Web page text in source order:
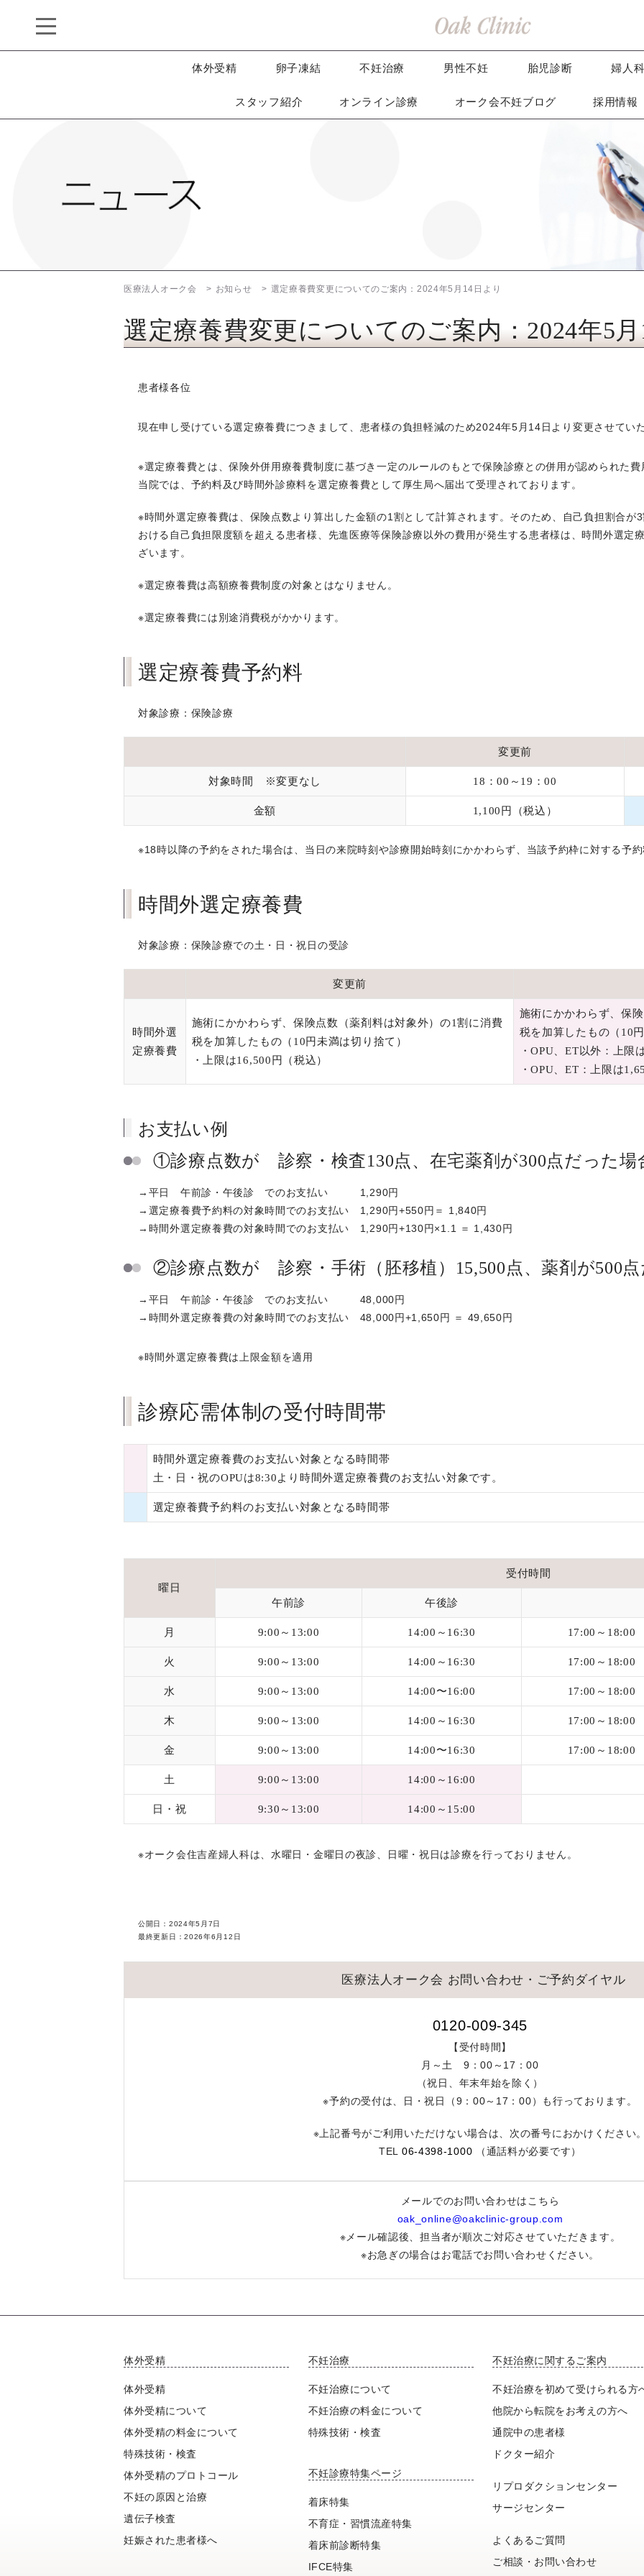
体外受精 卵子凍結 不妊治療 男性不妊 胎児診断 婦人
スタッフ紹介 オンライン診療 オーク会不妊ブログ 採用情報
医療法人オーク会 お知らせ 選定療養費変更についてのご案内：2024年5月14日より
選定療養費変更についてのご案内：2024年5
患者様各位
現在申し受けている選定療養費につきまして、患者様の負担軽減のため2024年5月14日より変更させてい
※選定療養費とは、保険外併用療養費制度に基づき一定のルールのもとで保険診療との併用が認められた費
当院では、予約料及び時間外診療料を選定療養費として厚生局へ届出て受理されております。
※時間外選定療養費は、保険点数より算出した金額の1割として計算されます。そのため、自己負担割合が
おける自己負担限度額を超える患者様、先進医療等保険診療以外の費用が発生する患者様は、時間外選定
ざいます。
※選定療養費は高額療養費制度の対象とはなりません。
※選定療養費には別途消費税がかかります。
選定療養費予約料
対象診療：保険診療
変更前
対象時間 ※変更なし 18：00～19：00
金額 1,100円（税込）
※18時以降の予約をされた場合は、当日の来院時刻や診療開始時刻にかかわらず、当該予約枠に対する予
時間外選定療養費
対象診療：保険診療での土・日・祝日の受診
変更前
時間外選
定療養費
施術にかかわらず、保険点数（薬剤料は対象外）の1割に消費
税を加算したもの（10円未満は切り捨て）
・上限は16,500円（税込）
施術にかかわらず、保
税を加算したもの（10
・OPU、ET以外：上限
・OPU、ET：上限は
お支払い例
①診療点数が 診察・検査130点、在宅薬剤が300点だった場
→平日 午前診・午後診 でのお支払い 1,290円
→選定療養費予約料の対象時間でのお支払い 1,290円+550円＝ 1,840円
→時間外選定療養費の対象時間でのお支払い 1,290円+130円×1.1 ＝ 1,430円
②診療点数が 診察・手術（胚移植）15,500点、薬剤が500
→平日 午前診・午後診 でのお支払い 48,000円
→時間外選定療養費の対象時間でのお支払い 48,000円+1,650円 ＝ 49,650円
※時間外選定療養費は上限金額を適用
診療応需体制の受付時間帯
時間外選定療養費のお支払い対象となる時間帯
土・日・祝のOPUは8:30より時間外選定療養費のお支払い対象です。
選定療養費予約料のお支払い対象となる時間帯
曜日
受付時間
午前診 午後診
月 9:00～13:00 14:00～16:30 17:00～18:00
火 9:00～13:00 14:00～16:30 17:00～18:00
水 9:00～13:00 14:00〜16:00 17:00～18:00
木 9:00～13:00 14:00～16:30 17:00～18:00
金 9:00～13:00 14:00〜16:30 17:00～18:00
土 9:00～13:00 14:00～16:00
日・祝 9:30～13:00 14:00～15:00
※オーク会住吉産婦人科は、水曜日・金曜日の夜診、日曜・祝日は診療を行っておりません。
公開日： 2024年5月7日
最終更新日：2026年6月12日
医療法人オーク会 お問い合わせ・ご予約ダイヤル
0120-009-345
【受付時間】
月～土 9：00～17：00
（祝日、年末年始を除く）
※予約の受付は、
日・祝日（9：00～17：00）も行っております。
※上記番号がご利用いただけない場合は、次の番号におかけください
TEL 06-4398-1000 （通話料が必要です）
メールでのお問い合わせはこちら
oak_online@oakclinic-group.com
※メール確認後、担当者が順次ご対応させていただきます。
※お急ぎの場合はお電話でお問い合わせください。
体外受精
体外受精
体外受精について
体外受精の料金について
特殊技術・検査
体外受精のプロトコール
不妊の原因と治療
遺伝子検査
妊娠された患者様へ
不妊治療
不妊治療について
不妊治療の料金について
特殊技術・検査
不妊診療特集ページ
着床特集
不育症・習慣流産特集
着床前診断特集
IFCE特集
不妊治療に関するご案内
不妊治療を初めて受けられる方
他院から転院をお考えの方へ
通院中の患者様
ドクター紹介
リプロダクションセンター
サージセンター
よくあるご質問
ご相談・お問い合わせ